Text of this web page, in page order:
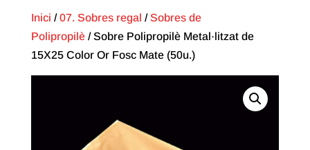
Inici /07. Sobres regal /Sobres de
Polipropilè/ Sobre Polipropilè Metal·litzat de
15X25 Color Or Fosc Mate (50u.)